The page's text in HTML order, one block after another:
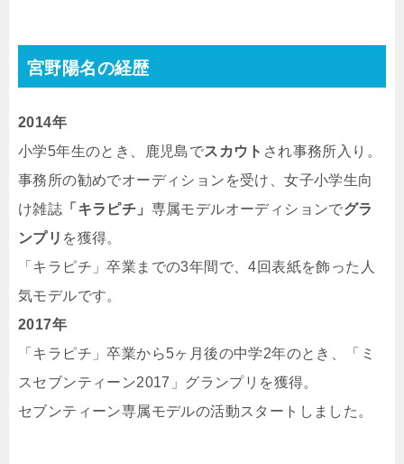
宮野陽名の経歴
2014年
小学5年生のとき、鹿児島でスカウト され事務所入り。
事務所の勧めでオーディションを受け、女子小学生向
け雑誌 「キラピチ」 専属モデルオーディションでグラ
ンプリ を獲得。
「キラピチ」卒業までの3年間で、4回表紙を飾った人
気モデルです。
2017年
「キラピチ」卒業から5ヶ月後の中学2年のとき、「ミ
スセブンティーン2017」グランプリを獲得。
セブンティーン専属モデルの活動スタートしました。